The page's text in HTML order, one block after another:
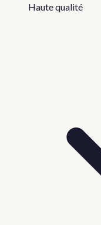
Haute qualité